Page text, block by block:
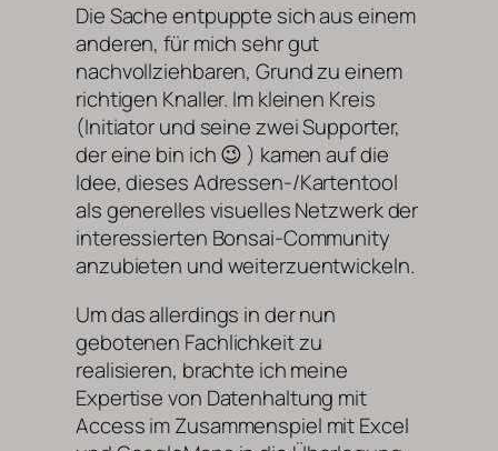
Die Sache entpuppte sich aus einem
anderen, für mich sehr gut
nachvollziehbaren, Grund zu einem
richtigen Knaller. Im kleinen Kreis
(Initiator und seine zwei Supporter,
der eine bin ich 😉 ) kamen auf die
Idee, dieses Adressen-/Kartentool
als generelles visuelles Netzwerk der
interessierten Bonsai-Community
anzubieten und weiterzuentwickeln.
Um das allerdings in der nun
gebotenen Fachlichkeit zu
realisieren, brachte ich meine
Expertise von Datenhaltung mit
Access im Zusammenspiel mit Excel